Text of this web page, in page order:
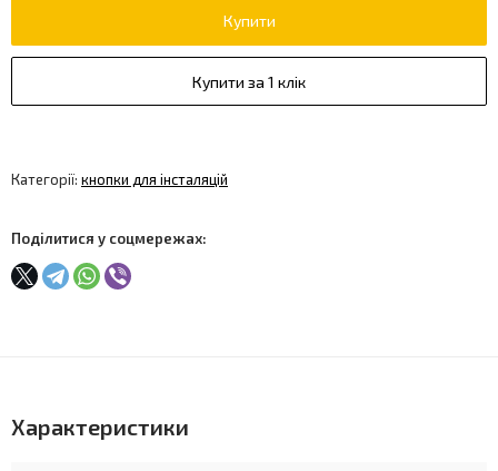
Купити
Купити за 1 клік
Категорії: кнопки для інсталяцій
Поділитися у соцмережах:
Характеристики